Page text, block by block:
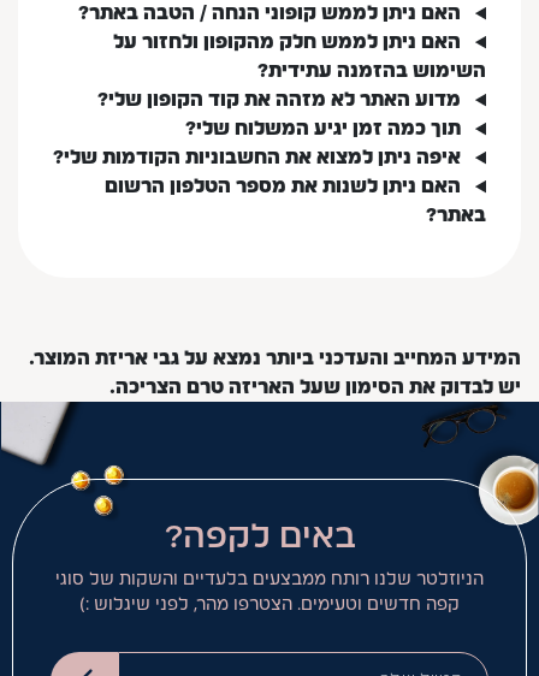
האם ניתן לממש קופוני הנחה / הטבה באתר?
האם ניתן לממש חלק מהקופון ולחזור על
השימוש בהזמנה עתידית?
מדוע האתר לא מזהה את קוד הקופון שלי?
תוך כמה זמן יגיע המשלוח שלי?
איפה ניתן למצוא את החשבוניות הקודמות שלי?
האם ניתן לשנות את מספר הטלפון הרשום
באתר?
המידע המחייב והעדכני ביותר נמצא על גבי אריזת המוצר.
יש לבדוק את הסימון שעל האריזה טרם הצריכה.
באים לקפה?
הניוזלטר שלנו רותח ממבצעים בלעדיים והשקות של סוגי
קפה חדשים וטעימים. הצטרפו מהר, לפני שיגלוש :)
המייל שלך